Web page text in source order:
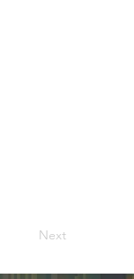
Next